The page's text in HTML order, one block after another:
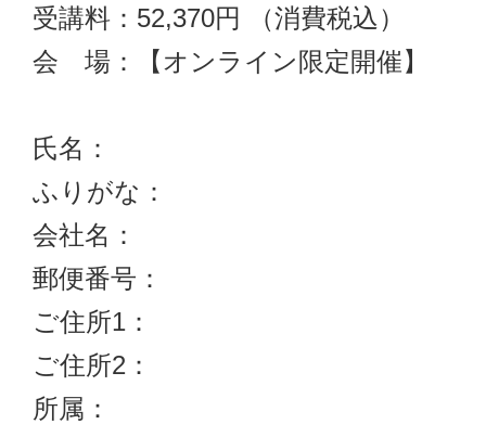
受講料：52,370円 （消費税込）
会　場：【オンライン限定開催】
氏名：
ふりがな：
会社名：
郵便番号：
ご住所1：
ご住所2：
所属：